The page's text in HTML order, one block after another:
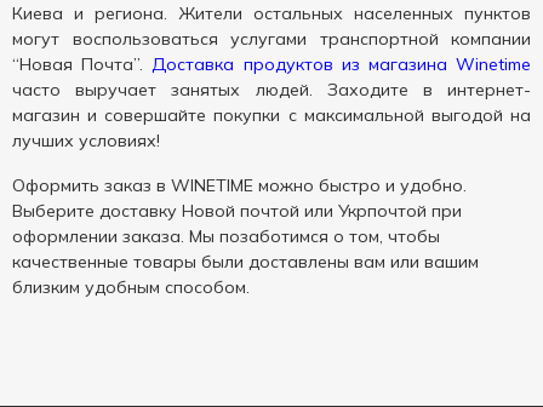
Киева и региона. Жители остальных населенных пунктов
могут воспользоваться услугами транспортной компании
“Новая Почта”.Доставка продуктов из магазина Winetime
часто выручает занятых людей. Заходите в интернет-
магазин и совершайте покупки с максимальной выгодой на
лучших условиях!
Оформить заказ в WINETIME можно быстро и удобно.
Выберите доставку Новой почтой или Укрпочтой при
оформлении заказа. Мы позаботимся о том, чтобы
качественные товары были доставлены вам или вашим
близким удобным способом.